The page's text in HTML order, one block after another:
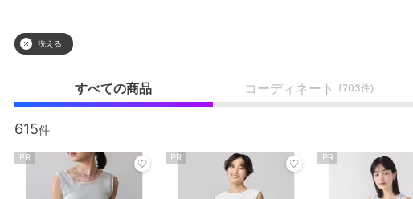
洗える
すべての商品 コーディネート (703件)
615
PR PR PR